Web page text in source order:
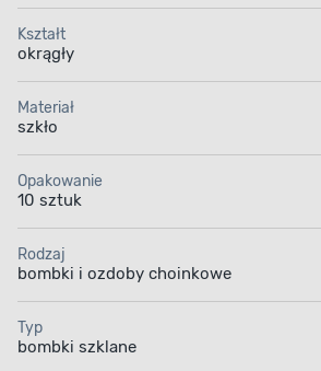
Kształt
okrągły
Materiał
szkło
Opakowanie
10 sztuk
Rodzaj
bombki i ozdoby choinkowe
Typ
bombki szklane